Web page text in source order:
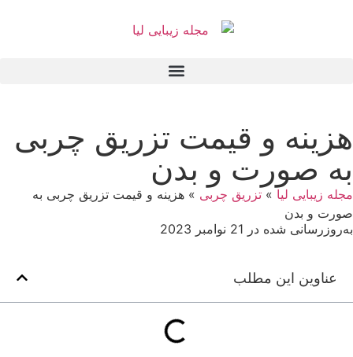
هزینه و قیمت تزریق چربی
به صورت و بدن
مجله زیبایی لیا » تزریق چربی » هزینه و قیمت تزریق چربی به
صورت و بدن
به‌روزرسانی شده در 21 نوامبر 2023
عناوین این مطلب